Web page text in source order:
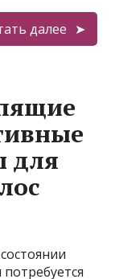
далее
для